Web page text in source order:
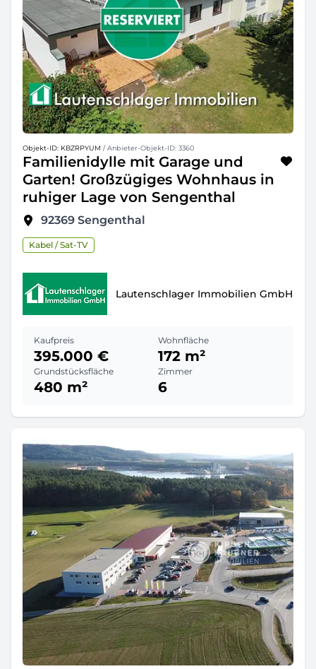
Objekt-ID: KBZRPYUM / Anbieter-Objekt-ID: 3360
Familienidylle mit Garage und
Garten! Großzügiges Wohnhaus in
ruhiger Lage von Sengenthal
92369 Sengenthal
Kabel / Sat-TV
Lautenschlager Immobilien GmbH
Kaufpreis
395.000 €
Wohnfläche
172 m²
Grundstücksfläche
480 m²
Zimmer
6